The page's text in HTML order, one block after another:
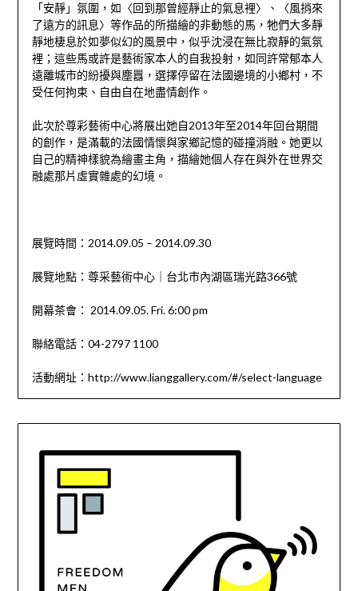
「安靜」氛圍，如〈回到那曾經靜止的氣息裡〉、〈風捎來
了遠方的訊息〉等作品的所描繪的非動態的馬，牠們大多靜
靜地棲息於如夢似幻的風景中，似乎沈浸在無比寂靜的氣氛
裡；這些馬或許是藝術家本人的自我投射，如同許常郁本人
遠離城市的紛擾與塵囂，選擇停留在法國邊境的小鄉村，不
受任何拘束、自由自在地盡情創作。
此次於尊彩藝術中心將展出她自2013年至2014年回台期間
的創作，是滿載的法國情懷與家鄉記憶的碰撞消融。她更以
自己的精神樣貌為繪畫主角，描繪她個人存在與外在世界交
融處那片虛實雜處的幻境。
展覽時間：2014.09.05 – 2014.09.30
展覽地點：尊采藝術中心｜台北市內湖區瑞光路366號
開幕茶會： 2014.09.05. Fri. 6:00 pm
聯絡電話：04-2797 1100
活動網址：http://www.lianggallery.com/#/select-language